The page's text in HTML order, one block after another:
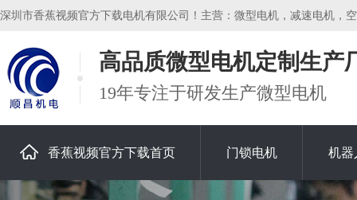
深圳市香蕉视频官方下载电机有限公司！主营：微型电机，减速电机，
高品质微型电机定制生产
19年专注于研发生产微型电机
香蕉视频官方下载首页 门锁电机 机器